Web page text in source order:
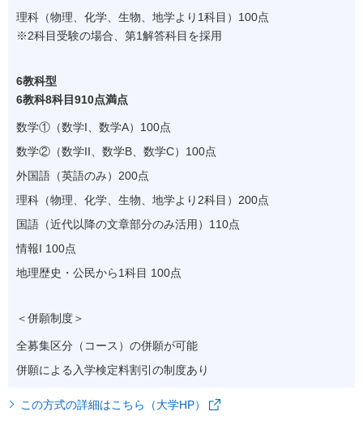
理科（物理、化学、生物、地学より1科目）100点
※2科目受験の場合、第1解答科目を採用
6教科型
6教科8科目910点満点
数学①（数学I、数学A）100点
数学②（数学II、数学B、数学C）100点
外国語（英語のみ）200点
理科（物理、化学、生物、地学より2科目）200点
国語（近代以降の文章部分のみ活用）110点
情報I 100点
地理歴史・公民から1科目 100点
＜併願制度＞
全募集区分（コース）の併願が可能
併願による入学検定料割引の制度あり
この方式の詳細はこちら（大学HP）